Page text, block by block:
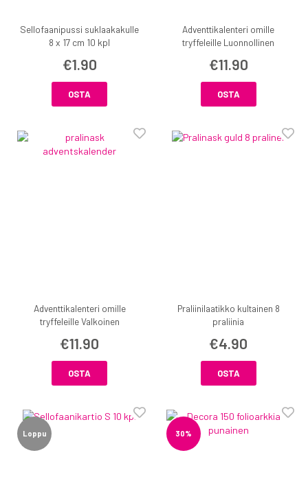
Sellofaanipussi suklaakakulle
8 x 17 cm 10 kpl
€1.90
OSTA
Adventtikalenteri omille
tryffeleille Luonnollinen
€11.90
OSTA
Adventtikalenteri omille
tryffeleille Valkoinen
€11.90
OSTA
Praliinilaatikko kultainen 8
praliinia
€4.90
OSTA
Loppu 30%